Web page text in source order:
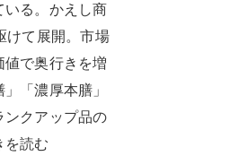
いる。かえし商
けて展開。市場
値で奥行きを増
「濃厚本膳」
ンクアップ品の
読む